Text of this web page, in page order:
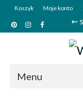
Koszyk Moje konto
⇜
Menu